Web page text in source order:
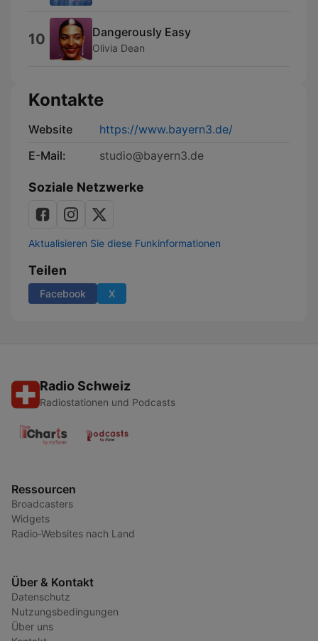
10 Dangerously Easy
Olivia Dean
Kontakte
Website
https://www.bayern3.de/
E-Mail:
studio@bayern3.de
Soziale Netzwerke
Aktualisieren Sie diese Funkinformationen
Teilen
Facebook X
Radio Schweiz
Radiostationen und Podcasts
Ressourcen
Broadcasters
Widgets
Radio-Websites nach Land
Über & Kontakt
Datenschutz
Nutzungsbedingungen
Über uns